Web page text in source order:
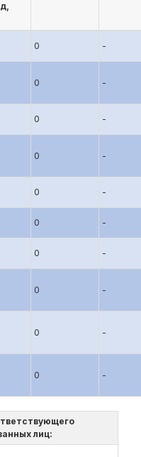
0 -
0 -
0 -
0 -
0 -
0 -
0 -
0 -
0 -
0 -
лиц: